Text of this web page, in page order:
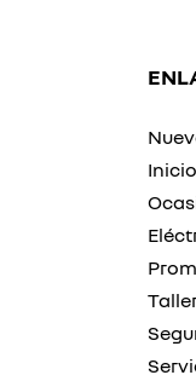
Inicio